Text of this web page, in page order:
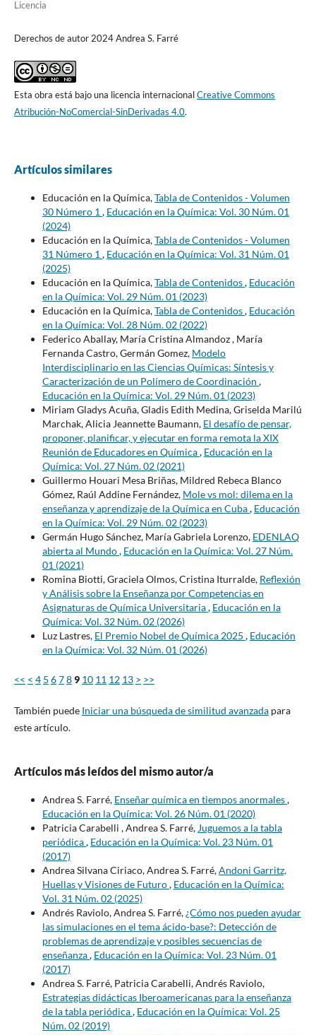
Licencia
Derechos de autor 2024 Andrea S. Farré
Esta obra está bajo una licencia internacionalCreative Commons
Atribución-NoComercial-SinDerivadas 4.0.
Artículos similares
Educación en la Química,Tabla de Contenidos - Volumen
30 Número 1 , Educación en la Química: Vol. 30 Núm. 01
(2024)
Educación en la Química,Tabla de Contenidos - Volumen
31 Número 1 , Educación en la Química: Vol. 31 Núm. 01
(2025)
Educación en la Química,Tabla de Contenidos, Educación
en la Química: Vol. 29 Núm. 01 (2023)
Educación en la Química,Tabla de Contenidos, Educación
en la Química: Vol. 28 Núm. 02 (2022)
Federico Aballay, María Cristina Almandoz , María
Fernanda Castro, Germán Gomez, Modelo
Interdisciplinario en las Ciencias Químicas: Síntesis y
Caracterización de un Polímero de Coordinación ,
Educación en la Química: Vol. 29 Núm. 01 (2023)
Miriam Gladys Acuña, Gladis Edith Medina, Griselda Marilú
Marchak, Alicia Jeannette Baumann, El desafío de pensar,
proponer, planificar, y ejecutar en forma remota la XIX
Reunión de Educadores en Química, Educación en la
Química: Vol. 27 Núm. 02 (2021)
Guillermo Houari Mesa Briñas, Mildred Rebeca Blanco
Gómez, Raúl Addine Fernández, Mole vs mol: dilema en la
enseñanza y aprendizaje de la Química en Cuba, Educación
en la Química: Vol. 29 Núm. 02 (2023)
Germán Hugo Sánchez, María Gabriela Lorenzo, EDENLAQ
abierta al Mundo, Educación en la Química: Vol. 27 Núm.
01 (2021)
Romina Biotti, Graciela Olmos, Cristina Iturralde, Reflexión
y Análisis sobre la Enseñanza por Competencias en
Asignaturas de Química Universitaria, Educación en la
Química: Vol. 32 Núm. 02 (2026)
Luz Lastres, El Premio Nobel de Química 2025 , Educación
en la Química: Vol. 32 Núm. 01 (2026)
<< < 4 5 6789 10 11 12 13 > >>
También puede Iniciar una búsqueda de similitud avanzadapara
este artículo.
Artículos más leídos del mismo autor/a
Andrea S. Farré, Enseñar química en tiempos anormales,
Educación en la Química: Vol. 26 Núm. 01 (2020)
Patricia Carabelli , Andrea S. Farré, Juguemos a la tabla
periódica, Educación en la Química: Vol. 23 Núm. 01
(2017)
Andrea Silvana Ciriaco, Andrea S. Farré,Andoni Garritz,
Huellas y Visiones de Futuro, Educación en la Química:
Vol. 31 Núm. 02 (2025)
Andrés Raviolo, Andrea S. Farré,¿Cómo nos pueden ayudar
las simulaciones en el tema ácido-base?: Detección de
problemas de aprendizaje y posibles secuencias de
enseñanza, Educación en la Química: Vol. 23 Núm. 01
(2017)
Andrea S. Farré, Patricia Carabelli, Andrés Raviolo,
Estrategias didácticas Iberoamericanas para la enseñanza
de la tabla periódica, Educación en la Química: Vol. 25
Núm. 02 (2019)